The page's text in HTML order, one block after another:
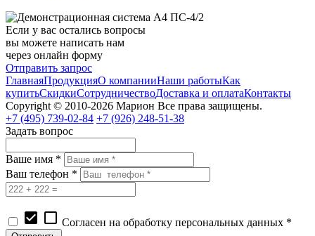
Если у вас остались вопросы
вы можете написать нам
через онлайн форму
Отправить запрос
ГлавнаяПродукцияО компанииНаши работыКак
купитьСкидкиСотрудничествоДоставка и оплатаКонтакты
Copyright © 2010-2026 Марион Все права защищены.
+7 (495) 739-02-84 +7 (926) 248-51-38
Задать вопрос
Ваше имя *
Ваш телефон *
check_box check_box_outline_blank Согласен на обработку персональных данных *